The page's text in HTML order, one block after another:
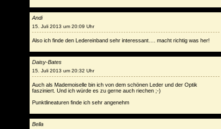
Andi
15. Juli 2013 um 20:09 Uhr
Also ich finde den Ledereinband sehr interessant…. macht richtig was her!
Daisy-Bates
15. Juli 2013 um 20:32 Uhr
Auch als Mademoiselle bin ich von dem schönen Leder und der Optik
fasziniert. Und ich würde es zu gerne auch riechen ;-)
Punktlineaturen finde ich sehr angenehm
Bella